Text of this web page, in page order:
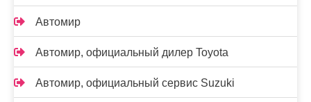
Автомир
Автомир, официальный дилер Toyota
Автомир, официальный сервис Suzuki